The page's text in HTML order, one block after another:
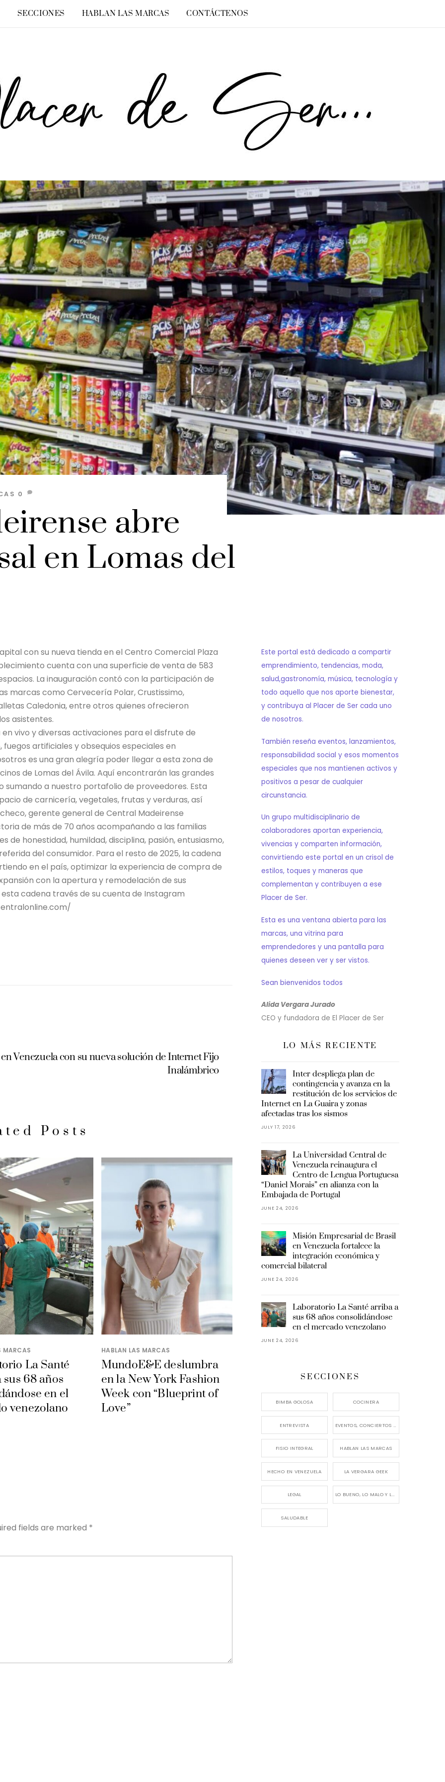
SECCIONES HABLAN LAS MARCAS CONTÁCTENOS
abre
en Lomas del
0
con su nueva tienda en el Centro Comercial Plaza
cuenta con una superficie de venta de 583
La inauguración contó con la participación de
marcas como Cervecería Polar, Crustissimo,
Caledonia, entre otros quienes ofrecieron
asistentes.
vivo y diversas activaciones para el disfrute de
artificiales y obsequios especiales en
es una gran alegría poder llegar a esta zona de
de Lomas del Ávila. Aquí encontrarán las grandes
sumando a nuestro portafolio de proveedores. Esta
de carnicería, vegetales, frutas y verduras, así
gerente general de Central Madeirense
de más de 70 años acompañando a las familias
de honestidad, humildad, disciplina, pasión, entusiasmo,
del consumidor. Para el resto de 2025, la cadena
en el país, optimizar la experiencia de compra de
con la apertura y remodelación de sus
cadena través de su cuenta de Instagram
Venezuela con su nueva solución de Internet Fijo
Inalámbrico
Posts
MARCAS
La Santé
68 años
en el
venezolano
HABLAN LAS MARCAS
MundoE&E deslumbra
en la New York Fashion
Week con “Blueprint of
Love”
fields are marked *
Este portal está dedicado a compartir
emprendimiento, tendencias, moda,
salud,gastronomía, música, tecnología y
todo aquello que nos aporte bienestar,
y contribuya al Placer de Ser cada uno
de nosotros.
También reseña eventos, lanzamientos,
responsabilidad social y esos momentos
especiales que nos mantienen activos y
positivos a pesar de cualquier
circunstancia.
Un grupo multidisciplinario de
colaboradores aportan experiencia,
vivencias y comparten información,
convirtiendo este portal en un crisol de
estilos, toques y maneras que
complementan y contribuyen a ese
Placer de Ser.
Esta es una ventana abierta para las
marcas, una vitrina para
emprendedores y una pantalla para
quienes deseen ver y ser vistos.
Sean bienvenidos todos
Alida Vergara Jurado
CEO y fundadora de El Placer de Ser
LO MÁS RECIENTE
Inter despliega plan de
contingencia y avanza en la
restitución de los servicios de
Internet en La Guaira y zonas
afectadas tras los sismos
JULY 17, 2026
La Universidad Central de
Venezuela reinaugura el
Centro de Lengua Portuguesa
“Daniel Morais” en alianza con la
Embajada de Portugal
JUNE 24, 2026
Misión Empresarial de Brasil
en Venezuela fortalece la
integración económica y
comercial bilateral
JUNE 24, 2026
Laboratorio La Santé arriba a
sus 68 años consolidándose
en el mercado venezolano
JUNE 24, 2026
SECCIONES
BIMBA GOLOSA COCINERA
ENTREVISTA
FISIO INTEGRAL HABLAN LAS MARCAS
HECHO EN VENEZUELA LA VERGARA GEEK
LEGAL LO BUENO, LO MALO Y LO FEO
SALUDABLE